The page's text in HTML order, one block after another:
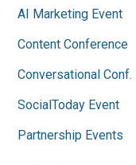
AI Marketing Event
Content Conference
Conversational Conf.
SocialToday Event
Partnership Events